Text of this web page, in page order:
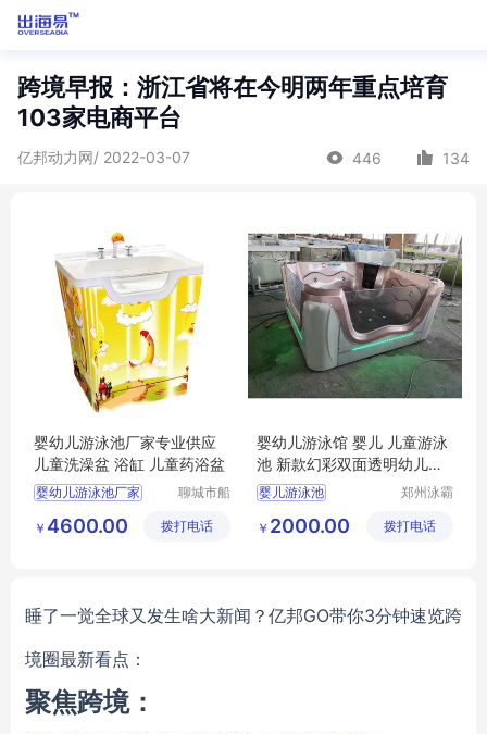
跨境早报：浙江省将在今明两年重点培育
103家电商平台
亿邦动力网/ 2022-03-07 446 134
婴幼儿游泳池厂家专业供应
儿童洗澡盆 浴缸 儿童药浴盆
婴幼儿游泳池厂家
婴幼儿浴缸
聊城市船
乐设备有
￥ 4600.00 拨打电话
婴幼儿游泳馆 婴儿 儿童游泳
池 新款幻彩双面透明幼儿一
体池
婴儿游泳池
婴幼儿游泳馆
郑州泳霸
有限公司
￥ 2000.00 拨打电话
睡了一觉全球又发生啥大新闻？亿邦GO带你3分钟速览跨
境圈最新看点：
聚焦跨境：